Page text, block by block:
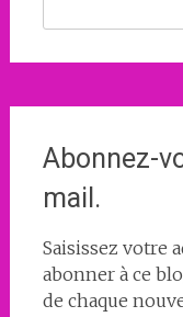
Abonnez-
mail.
Saisissez votre
abonner à ce
de chaque